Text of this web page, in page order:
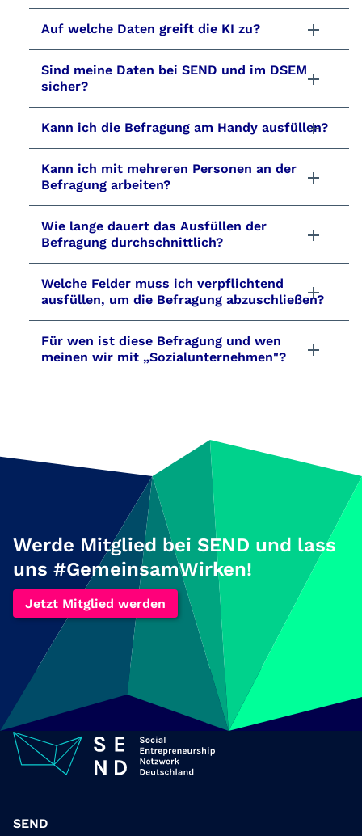
Auf welche Daten greift die KI zu?
Sind meine Daten bei SEND und im DSEM
sicher?
Kann ich die Befragung am Handy ausfüllen?
Kann ich mit mehreren Personen an der
Befragung arbeiten?
Wie lange dauert das Ausfüllen der
Befragung durchschnittlich?
Welche Felder muss ich verpflichtend
ausfüllen, um die Befragung abzuschließen?
Für wen ist diese Befragung und wen
meinen wir mit „Sozialunternehmen"?
Werde Mitglied bei SEND und lass
uns #GemeinsamWirken!
Jetzt Mitglied werden
SEND